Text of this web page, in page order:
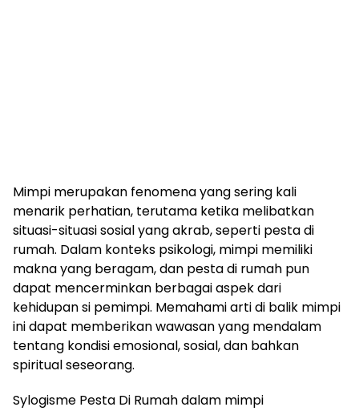
Mimpi merupakan fenomena yang sering kali
menarik perhatian, terutama ketika melibatkan
situasi-situasi sosial yang akrab, seperti pesta di
rumah. Dalam konteks psikologi, mimpi memiliki
makna yang beragam, dan pesta di rumah pun
dapat mencerminkan berbagai aspek dari
kehidupan si pemimpi. Memahami arti di balik mimpi
ini dapat memberikan wawasan yang mendalam
tentang kondisi emosional, sosial, dan bahkan
spiritual seseorang.
Sylogisme Pesta Di Rumah dalam mimpi